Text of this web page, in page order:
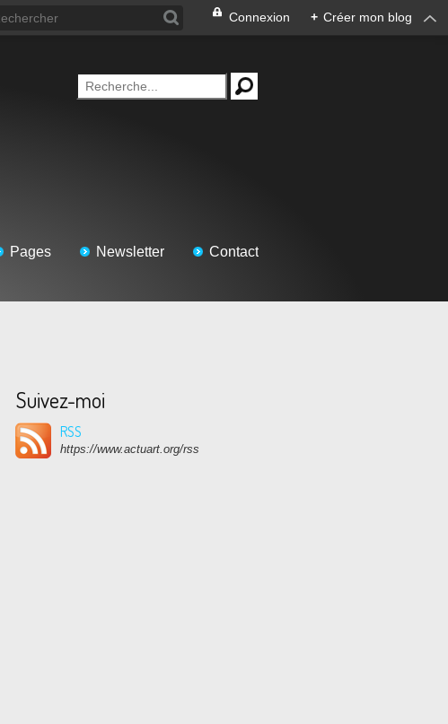
Connexion + Créer mon blog
Pages Newsletter Contact
Suivez-moi
RSS
https://www.actuart.org/rss